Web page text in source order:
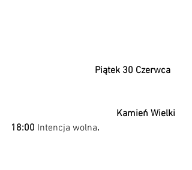
Piątek 30 Czerwca
Kamień Wielki
18:00 Intencja wolna.